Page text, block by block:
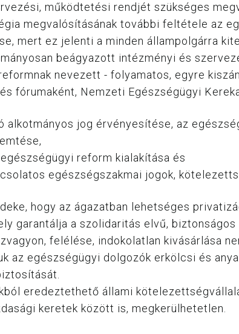
működtetési rendjét szükséges
megvalósításának további feltétele az
mert ez jelenti a minden állampolgárra
beágyazott intézményi és
nevezett - folyamatos, egyre
fórumaként, Nemzeti Egészségügyi
alkotmányos jog érvényesítése, az
reform kialakítása és
egészségszakmai jogok,
hogy az ágazatban lehetséges
garantálja a szolidaritás elvű,
felélése, indokolatlan kivásárlása
az egészségügyi dolgozók erkölcsi és
eredeztethető állami
keretek között is, megkerülhetetlen.